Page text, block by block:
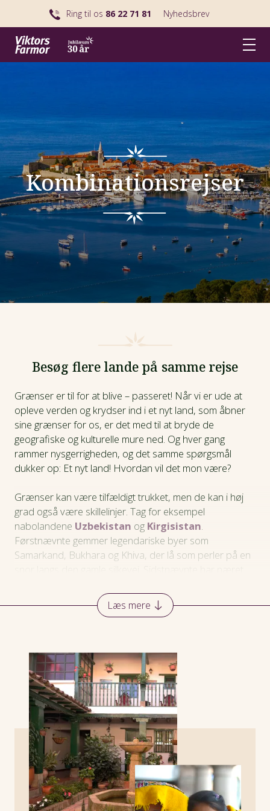
Ring til os 86 22 71 81 Nyhedsbrev
Kombinationsrejser
Besøg flere lande på samme rejse
Grænser er til for at blive – passeret! Når vi er ude at
opleve verden og krydser ind i et nyt land, som åbner
sine grænser for os, er det med til at bryde de
geografiske og kulturelle mure ned. Og hver gang
rammer nysgerrigheden, og det samme spørgsmål
dukker op: Et nyt land! Hvordan vil det mon være?
Grænser kan være tilfældigt trukket, men de kan i høj
grad også være skillelinjer. Tag for eksempel
nabolandene Uzbekistan og Kirgisistan.
Førstnævnte gemmer legendariske byer som
Samarkand, Bukhara og Khiva, der lå som perler på en
sammenklappelige telte af filt.
Balkans højdepunkterpå rejsen af samme navn,
som tager os gennem 6 forskellige lande. Eller du kan
samle enMosaik af 3 landeog rejse til
Nordmakedonien, Albanien og Montenegro på en 9-
dages rejse.
Fra det muslimske Azerbaijan over det vinglade
Georgien til det oldkristne Armenien går en lige linje, og
du kan udforske landene på
Den store
Kaukasusrejse. Og vil du virkelig have Centralasien
ind under huden, kan vi anbefale rejsenDe 5 stan-
Læs mere